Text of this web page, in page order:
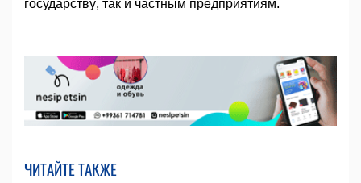
государству, так и частным предприятиям.
ЧИТАЙТЕ ТАКЖЕ